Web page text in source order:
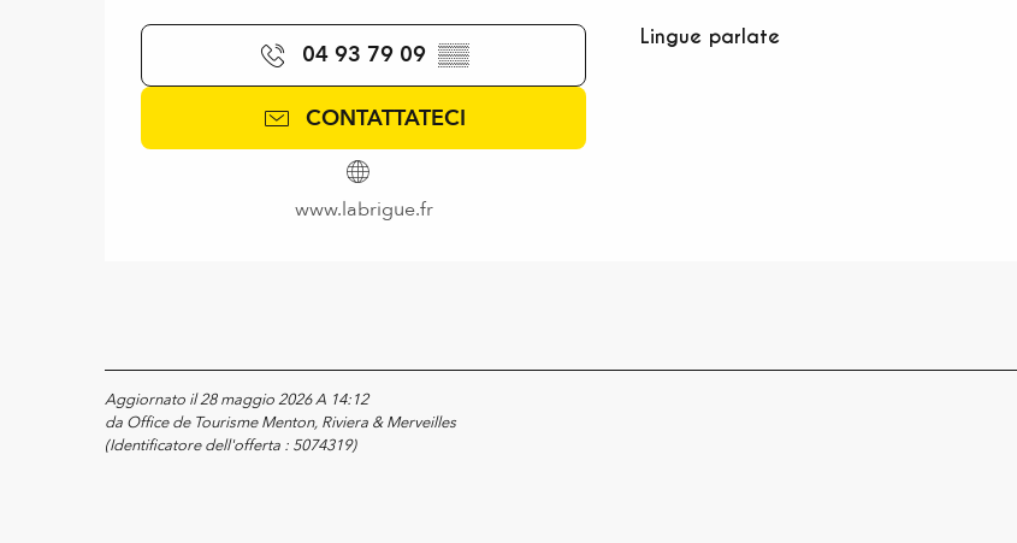
04 93 79 09 ▒▒
CONTATTATECI
www.labrigue.fr
Lingue parlate
Lingue parlate
Aggiornato il 28 maggio 2026 A 14:12
da Office de Tourisme Menton, Riviera & Merveilles
(Identificatore dell'offerta : 5074319)